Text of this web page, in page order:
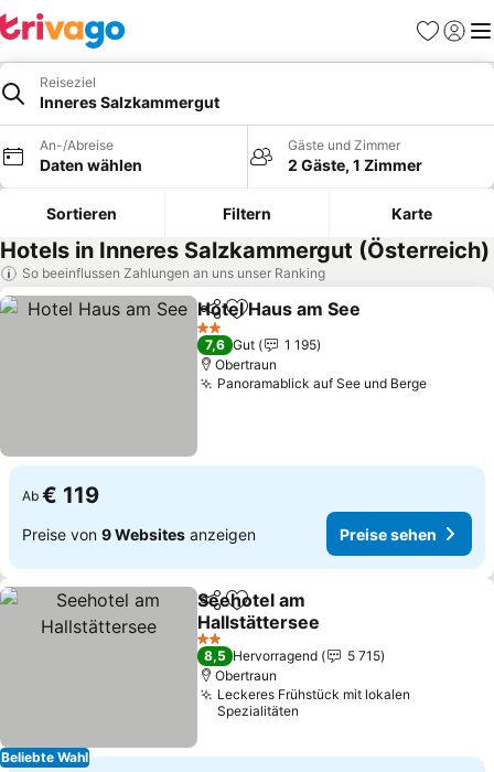
Favoriten
Reiseziel
Inneres Salzkammergut
An-/Abreise
Daten wählen
Gäste und Zimmer
2 Gäste, 1 Zimmer
Sortieren Filtern Karte
Hotels in Inneres Salzkammergut (Österreich)
So beeinflussen Zahlungen an uns unser Ranking
TeilenZu Favoriten hinzufügen
Hotel Haus am See
2 Sterne
7,6 Gut
1 195
Obertraun
Panoramablick auf See und Berge
Ab € 119
Preise von 9 Websites anzeigen Preise sehen
Beliebte Wahl
TeilenZu Favoriten hinzufügen
Seehotel am
Hallstättersee
2 Sterne
8,5 Hervorragend
5 715
Obertraun
Leckeres Frühstück mit lokalen
Spezialitäten